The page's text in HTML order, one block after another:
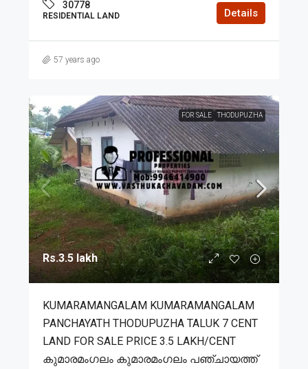
30778
RESIDENTIAL LAND Details
57 years ago
FOR SALE THODUPUZHA
Rs.3.5 lakh
KUMARAMANGALAM KUMARAMANGALAM
PANCHAYATH THODUPUZHA TALUK 7 CENT
LAND FOR SALE PRICE 3.5 LAKH/CENT
കുമാരമംഗലം കുമാരമംഗലം പഞ്ചായത്ത്